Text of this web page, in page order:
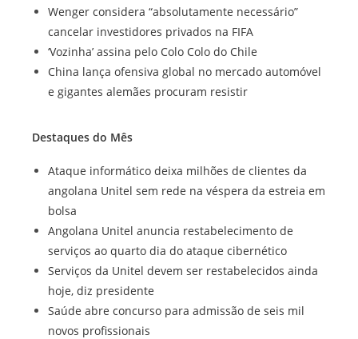
Wenger considera “absolutamente necessário”
cancelar investidores privados na FIFA
‘Vozinha’ assina pelo Colo Colo do Chile
China lança ofensiva global no mercado automóvel
e gigantes alemães procuram resistir
Destaques do Mês
Ataque informático deixa milhões de clientes da
angolana Unitel sem rede na véspera da estreia em
bolsa
Angolana Unitel anuncia restabelecimento de
serviços ao quarto dia do ataque cibernético
Serviços da Unitel devem ser restabelecidos ainda
hoje, diz presidente
Saúde abre concurso para admissão de seis mil
novos profissionais